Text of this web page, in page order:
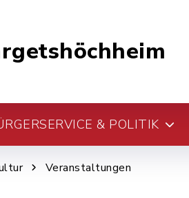
& POLITIK
Veranstaltungen